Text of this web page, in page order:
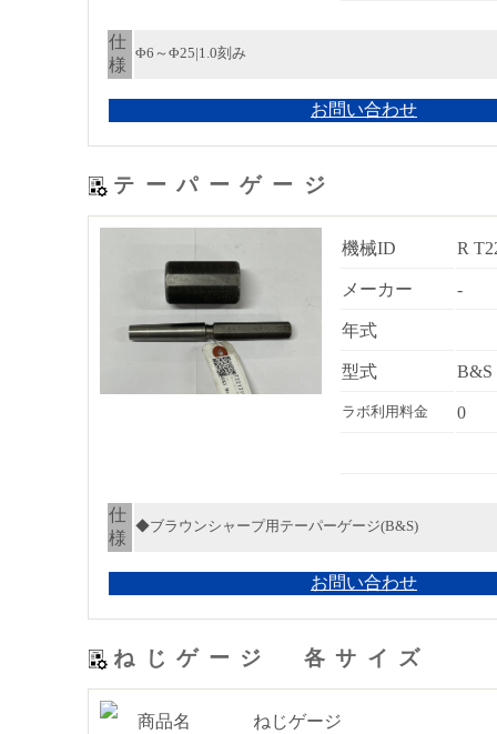
仕
様
Φ6～Φ25|1.0刻み
お問い合わせ
テーパーゲージ
機械ID R
メーカー -
年式
型式 B&S
ラボ利用料金 0
仕
様
◆ブラウンシャープ用テーパーゲージ(B&S)
お問い合わせ
ねじゲージ 各サイズ
商品名 ねじゲージ